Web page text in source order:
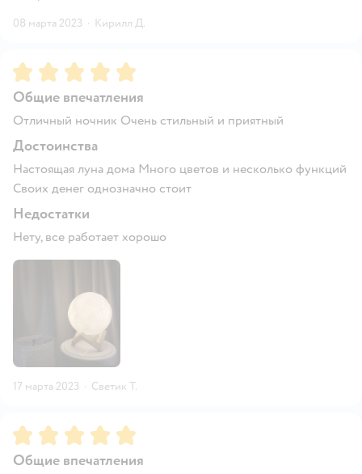
08 марта 2023 · Кирилл Д.
Рейтинг:5
Общие впечатления
Отличный ночник Очень стильный и приятный
Достоинства
Настоящая луна дома Много цветов и несколько функций
Своих денег однозначно стоит
Недостатки
Нету, все работает хорошо
17 марта 2023 · Светик Т.
Рейтинг:5
Общие впечатления